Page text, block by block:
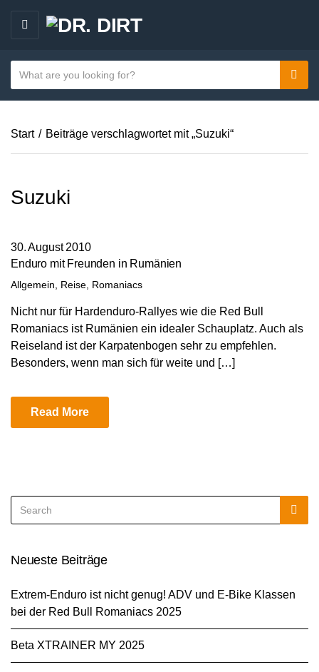
M
a
e
g
y
m
e
e
a
c
h
e
x
Start / Beiträge verschlagwortet mit „Suzuki“
Suzuki
30. August 2010
Enduro mit Freunden in Rumänien
Allgemein Reise Romaniacs
Nicht nur für Hardenduro-Rallyes wie die Red Bull
Romaniacs ist Rumänien ein idealer Schauplatz. Auch als
Reiseland ist der Karpatenbogen sehr zu empfehlen.
Besonders, wenn man sich für weite und […]
Read More
for:
Neueste Beiträge
Extrem-Enduro ist nicht genug! ADV und E-Bike Klassen
bei der Red Bull Romaniacs 2025
Beta XTRAINER MY 2025